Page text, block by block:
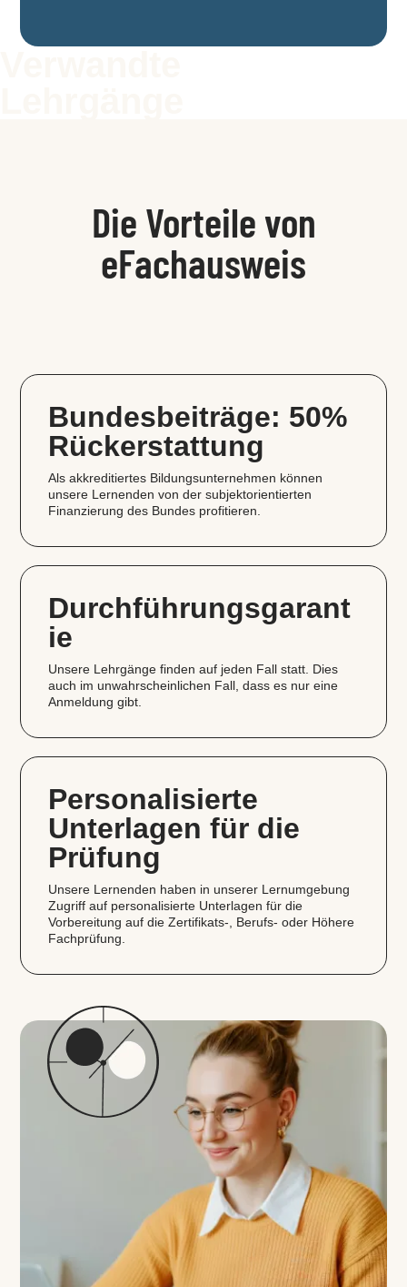
Die Vorteile von
eFachausweis
Bundesbeiträge: 50%
Rückerstattung
Als akkreditiertes Bildungsunternehmen können
unsere Lernenden von der subjektorientierten
Finanzierung des Bundes profitieren.
Durchführungsgarant
ie
Unsere Lehrgänge finden auf jeden Fall statt. Dies
auch im unwahrscheinlichen Fall, dass es nur eine
Anmeldung gibt.
Personalisierte
Unterlagen für die
Prüfung
Unsere Lernenden haben in unserer Lernumgebung
Zugriff auf personalisierte Unterlagen für die
Vorbereitung auf die Zertifikats‑, Berufs- oder Höhere
Fachprüfung.